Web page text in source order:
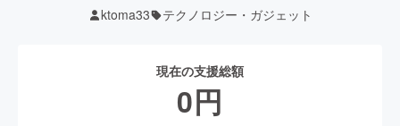
ktoma33 テクノロジー・ガジェット
現在の支援総額
0円